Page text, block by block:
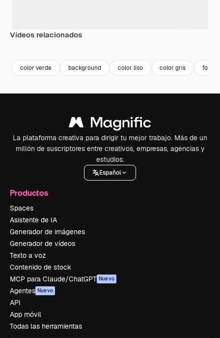
Vídeos relacionados
color verde background color liso color gris fondo
La plataforma creativa para dirigir tu mejor trabajo. Más de un
millón de suscriptores entre creativos, empresas, agencias y
estudios.
Español
Productos
Spaces
Asistente de IA
Generador de imágenes
Generador de vídeos
Texto a voz
Contenido de stock
MCP para Claude/ChatGPT Nuevo
Agentes Nuevo
API
App móvil
Todas las herramientas